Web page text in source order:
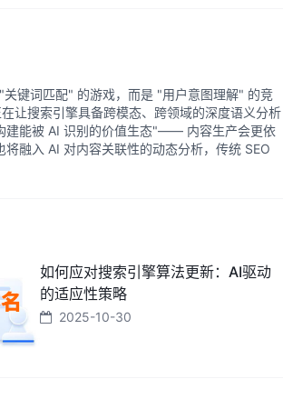
键词匹配" 的游戏，而是 "用户意图理解" 的竞
让搜索引擎具备跨模态、跨领域的深度语义分析
建能被 AI 识别的价值生态"—— 内容生产会更依
融入 AI 对内容关联性的动态分析，传统 SEO
如何应对搜索引擎算法更新：AI驱动
的适应性策略
2025-10-30